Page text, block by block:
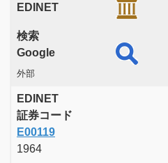
EDINET
検索
Google
外部
EDINET
証券コード
E00119
1964